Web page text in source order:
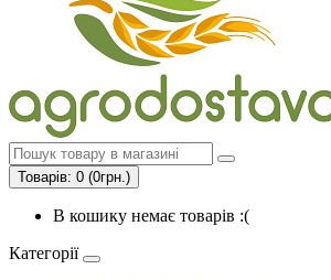
Товарів: 0 (0грн.)
В кошику немає товарів :(
Категорії